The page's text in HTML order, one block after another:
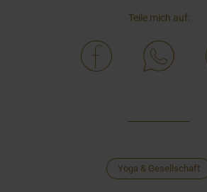
Teile mich auf:
Yoga & Gesellschaft